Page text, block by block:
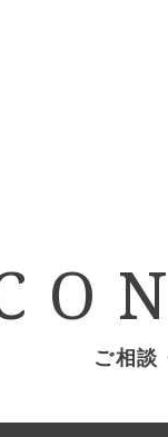
ご相談